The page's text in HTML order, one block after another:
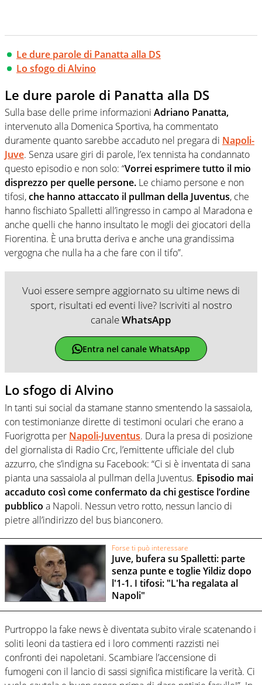
Le dure parole di Panatta alla DS
Lo sfogo di Alvino
Le dure parole di Panatta alla DS
Sulla base delle prime informazioni Adriano Panatta,
intervenuto alla Domenica Sportiva, ha commentato
duramente quanto sarebbe accaduto nel pregara di Napoli-
Juve. Senza usare giri di parole, l’ex tennista ha condannato
questo episodio e non solo: “Vorrei esprimere tutto il mio
disprezzo per quelle persone. Le chiamo persone e non
tifosi,che hanno attaccato il pullman della Juventus, che
hanno fischiato Spalletti all’ingresso in campo al Maradona e
anche quelli che hanno insultato le mogli dei giocatori della
Fiorentina. È una brutta deriva e anche una grandissima
vergogna che nulla ha a che fare con il tifo”.
Vuoi essere sempre aggiornato su ultime news di
sport, risultati ed eventi live? Iscriviti al nostro
canaleWhatsApp
Entra nel canale WhatsApp
Lo sfogo di Alvino
In tanti sui social da stamane stanno smentendo la sassaiola,
con testimonianze dirette di testimoni oculari che erano a
Fuorigrotta per Napoli-Juventus. Dura la presa di posizione
del giornalista di Radio Crc, l’emittente ufficiale del club
azzurro, che s’indigna su Facebook: “Ci si è inventata di sana
pianta una sassaiola al pullman della Juventus. Episodio mai
accaduto così come confermato da chi gestisce l’ordine
pubblico a Napoli. Nessun vetro rotto, nessun lancio di
pietre all’indirizzo del bus bianconero.
Forse ti può interessare
Juve, bufera su Spalletti: parte
senza punte e toglie Yildiz dopo
l'1-1. I tifosi: "L'ha regalata al
Napoli"
Purtroppo la fake news è diventata subito virale scatenando i
soliti leoni da tastiera ed i loro commenti razzisti nei
confronti dei napoletani. Scambiare l’accensione di
fumogeni con il lancio di sassi significa mistificare la verità. Ci